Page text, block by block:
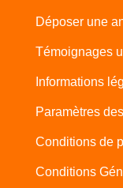
Déposer une
Témoignages
Informations
Paramètres
Conditions de
Conditions